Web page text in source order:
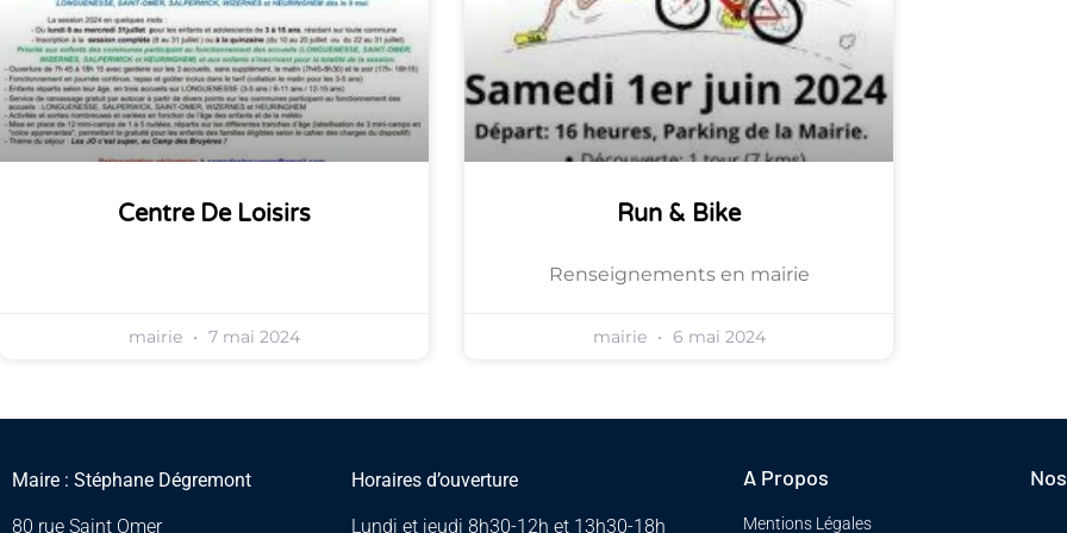
Centre De Loisirs
mairie 7 mai 2024
Run & Bike
Renseignements en mairie
mairie 6 mai 2024
Maire : Stéphane Dégremont
80 rue Saint Omer
Horaires d’ouverture
Lundi et jeudi 8h30-12h et 13h30-18h
A Propos
Mentions Légales